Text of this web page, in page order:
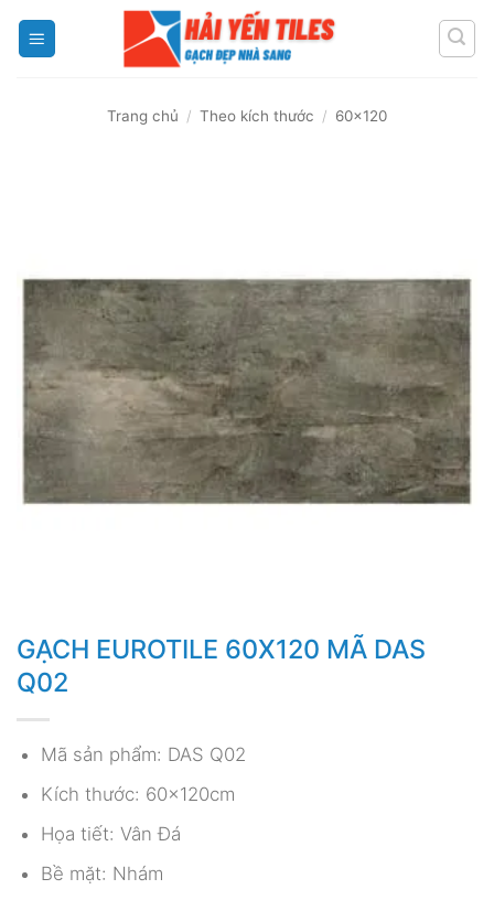
Trang chủ / Theo kích thước / 60x120
GẠCH EUROTILE 60X120 MÃ DAS
Q02
Mã sản phẩm: DAS Q02
Kích thước: 60x120cm
Họa tiết: Vân Đá
Bề mặt: Nhám